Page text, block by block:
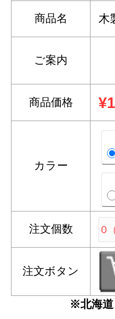
商品名 木
ご案内
商品価格
カラー
注文個数
注文ボタン
※北海道